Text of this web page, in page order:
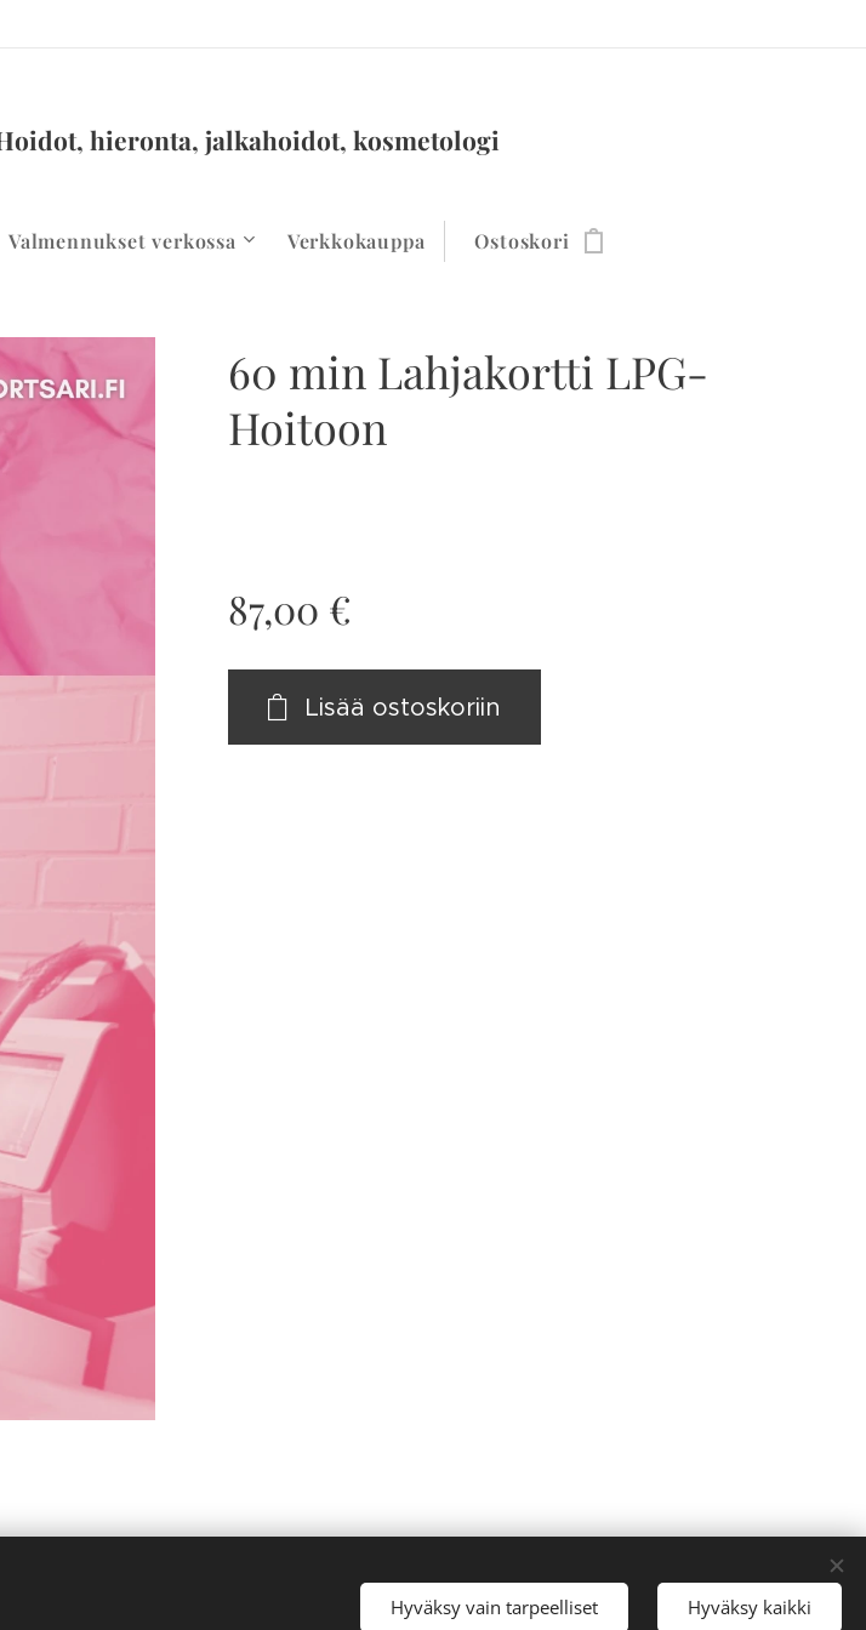
hieronta, jalkahoidot, kosmetologi
Valmennukset verkossa Verkkokauppa Ostoskori
60 min Lahjakortti LPG-
Hoitoon
87,00 €
Lisää ostoskoriin
Tyynylaavantie 9, 00980 Helsinki
Hyväksy vain tarpeelliset Hyväksy kaikki